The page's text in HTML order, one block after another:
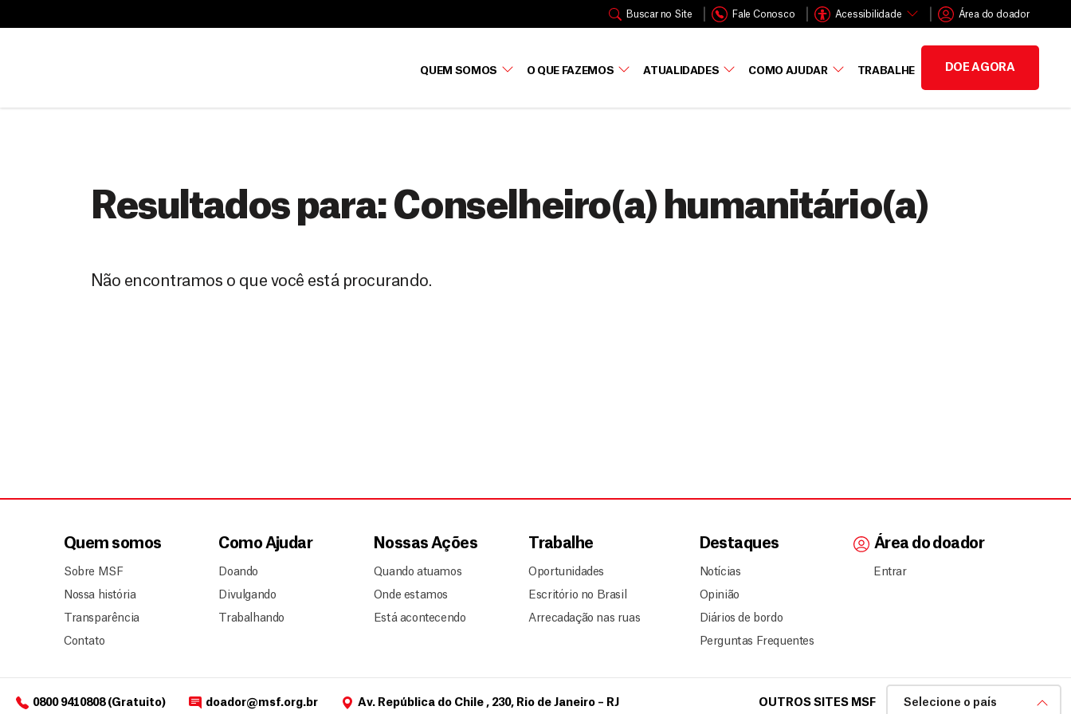
Buscar no Site Fale Conosco Acessibilidade Área do doador
QUEM SOMOS O QUE FAZEMOS ATUALIDADES COMO AJUDAR TRABALHE DOE AGORA
c
Resultados para: Conselheiro(a) humanitário(a)
Não encontramos o que você está procurando.
Quem somos
Sobre MSF
Nossa história
Transparência
Contato
Como Ajudar
Doando
Divulgando
Trabalhando
Nossas Ações
Quando atuamos
Onde estamos
Está acontecendo
Trabalhe
Oportunidades
Escritório no Brasil
Arrecadação nas ruas
Destaques
Notícias
Opinião
Diários de bordo
Perguntas Frequentes
Área do doador
Entrar
0800 9410808 (Gratuito) doador@msf.org.br Av. República do Chile , 230, Rio de Janeiro – RJ OUTROS SITES MSF Selecione o país
a